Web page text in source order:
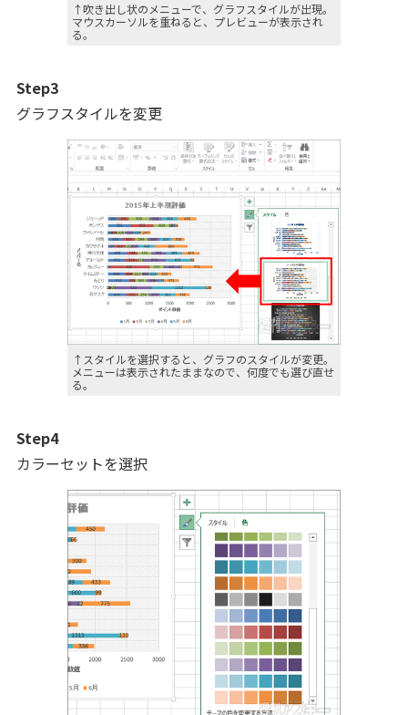
↑吹き出し状のメニューで、グラフスタイルが出現。
マウスカーソルを重ねると、プレビューが表示され
る。
Step3
グラフスタイルを変更
↑スタイルを選択すると、グラフのスタイルが変更。
メニューは表示されたままなので、何度でも選び直せ
る。
Step4
カラーセットを選択